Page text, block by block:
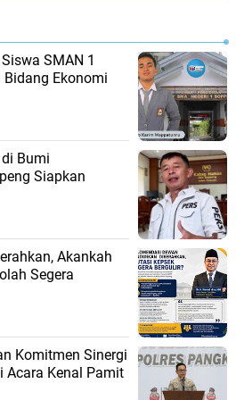
SMAN 1
Ekonomi
Bumi
Siapkan
Akankah
Segera
Komitmen Sinergi
Acara Kenal Pamit